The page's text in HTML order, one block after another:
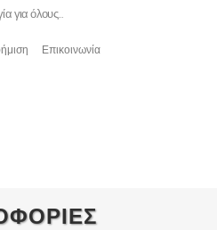
για όλους…
Επικοινωνία